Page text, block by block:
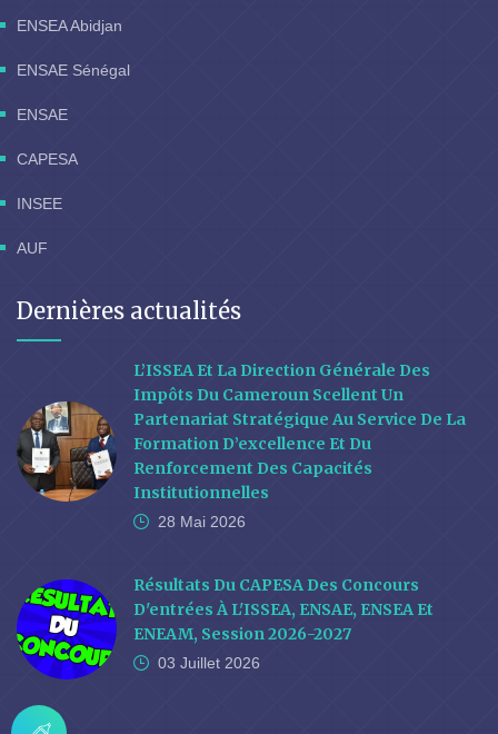
ENSEA Abidjan
ENSAE Sénégal
ENSAE
CAPESA
INSEE
AUF
Dernières actualités
L’ISSEA Et La Direction Générale Des
Impôts Du Cameroun Scellent Un
Partenariat Stratégique Au Service De La
Formation D’excellence Et Du
Renforcement Des Capacités
Institutionnelles
28 Mai 2026
Résultats Du CAPESA Des Concours
D'entrées À L'ISSEA, ENSAE, ENSEA Et
ENEAM, Session 2026-2027
03 Juillet 2026